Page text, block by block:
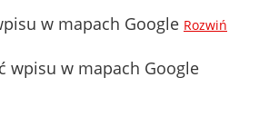
w mapach Google Rozwiń
wpisu w mapach Google